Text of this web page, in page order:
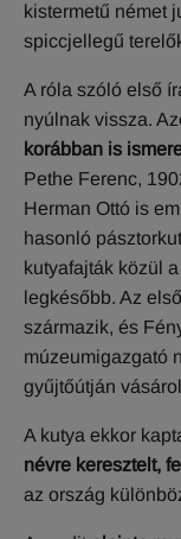
kistermetű német
spiccjellegű
A róla szóló első
nyúlnak vissza.
korábban is
Pethe Ferenc,
Herman Ottó is
hasonló
kutyafajták közül
legkésőbb. Az
származik, és
múzeumigazgató
gyűjtőútján
A kutya ekkor
névre keresztelt,
az ország